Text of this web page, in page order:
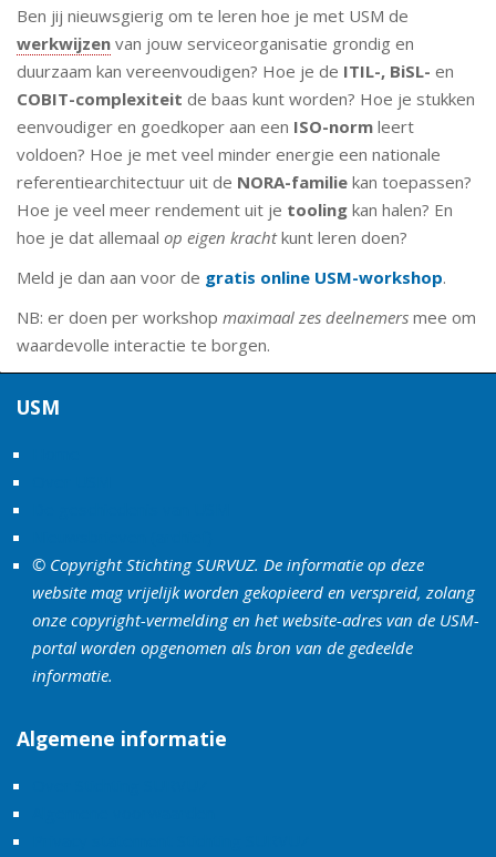
Ben jij nieuwsgierig om te leren hoe je met USM de
werkwijzen van jouw serviceorganisatie grondig en
duurzaam kan vereenvoudigen? Hoe je de ITIL-, BiSL- en
COBIT-complexiteit de baas kunt worden? Hoe je stukken
eenvoudiger en goedkoper aan een ISO-norm leert
voldoen? Hoe je met veel minder energie een nationale
referentiearchitectuur uit de NORA-familie kan toepassen?
Hoe je veel meer rendement uit je tooling kan halen? En
hoe je dat allemaal op eigen krachtkunt leren doen?
Meld je dan aan voor de gratis online USM-workshop.
NB: er doen per workshop maximaal zes deelnemers mee om
waardevolle interactie te borgen.
USM
© Copyright Stichting SURVUZ. De informatie op deze
website mag vrijelijk worden gekopieerd en verspreid, zolang
onze copyright-vermelding en het website-adres van de USM-
portal worden opgenomen als bron van de gedeelde
informatie.
Algemene informatie